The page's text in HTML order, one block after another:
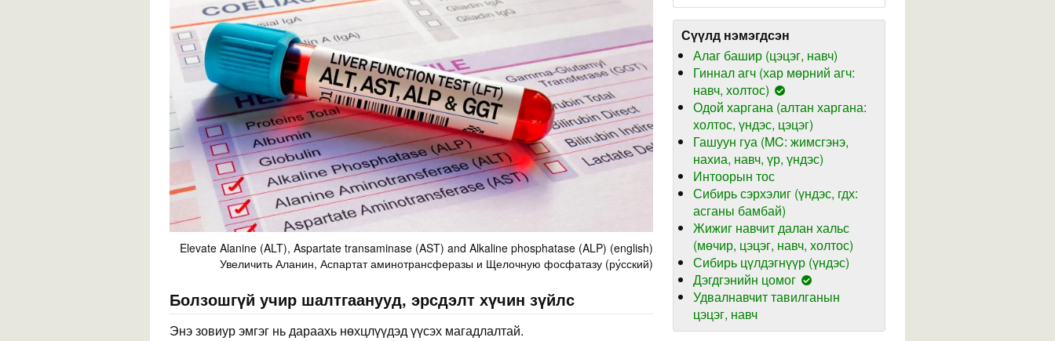
Elevate Alanine (ALT), Aspartate transaminase (AST) and Alkaline phosphatase (ALP) (english)
Увеличить Аланин, Аспартат аминотрансферазы и Щелочную фосфатазу (ру́сский)
Болзошгүй учир шалтгаанууд, эрсдэлт хүчин зүйлс
Энэ зовиур эмгэг нь дараахь нөхцлүүдэд үүсэх магадлалтай.
Сүүлд нэмэгдсэн
Алаг башир (цэцэг, навч)
Гиннал агч (хар мөрний агч:
навч, холтос)
Одой харгана (алтан харгана:
холтос, үндэс, цэцэг)
Гашуун гуа (MC: жимсгэнэ,
нахиа, навч, үр, үндэс)
Интоорын тос
Сибирь сэрхэлиг (үндэс, гдх:
асганы бамбай)
Жижиг навчит далан хальс
(мөчир, цэцэг, навч, холтос)
Сибирь цүлдэгнүүр (үндэс)
Дэгдгэнийн цомог
Удвалнавчит тавилганын
цэцэг, навч